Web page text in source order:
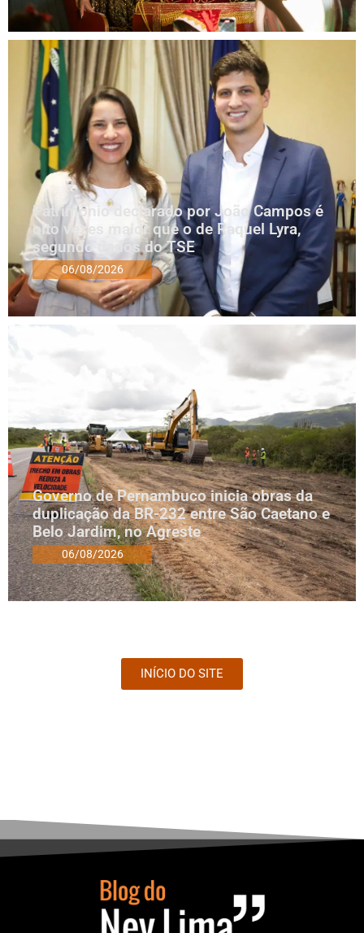
Patrimônio declarado por João Campos é
oito vezes maior que o de Raquel Lyra,
segundo dados do TSE
06/08/2026
Governo de Pernambuco inicia obras da
duplicação da BR-232 entre São Caetano e
Belo Jardim, no Agreste
06/08/2026
INÍCIO DO SITE